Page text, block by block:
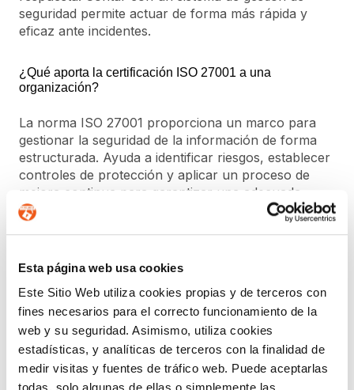
Esta página web usa cookies
Este Sitio Web utiliza cookies propias y de terceros con
fines necesarios para el correcto funcionamiento de la
web y su seguridad. Asimismo, utiliza cookies
estadísticas, y analíticas de terceros con la finalidad de
medir visitas y fuentes de tráfico web. Puede aceptarlas
seguridad permite actuar de forma más rápida y
eficaz ante incidentes.
¿Qué aporta la certificación ISO 27001 a una
organización?
La norma ISO 27001 proporciona un marco para
gestionar la seguridad de la información de forma
estructurada. Ayuda a identificar riesgos, establecer
controles de protección y aplicar un proceso de
mejora continua para garantizar una adecuada
gestión de la información.
El Esquema Nacional de Seguridad establece los
principios y requisitos necesarios para proteger la
información y los servicios digitales en el ámbito de
las administraciones públicas y de las entidades que
colaboran con ellas. Su implantación ayuda a
reforzar la seguridad y la confianza en los sistemas